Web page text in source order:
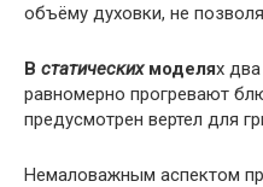
объёму духовки, не
В статическихмоделях
равномерно прогревают
предусмотрен вертел для
Немаловажным аспектом